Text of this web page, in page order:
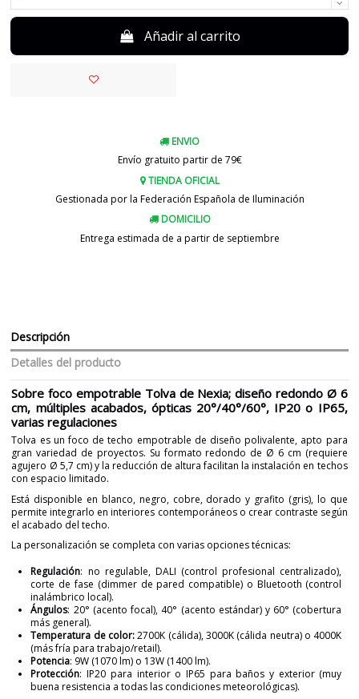
Añadir al carrito
ENVIO
Envío gratuito partir de 79€
TIENDA OFICIAL
Gestionada por la Federación Española de Iluminación
DOMICILIO
Entrega estimada de a partir de septiembre
Descripción
Detalles del producto
Sobre foco empotrable Tolva de Nexia; diseño redondo Ø 6
cm, múltiples acabados, ópticas 20°/40°/60°, IP20 o IP65,
varias regulaciones
Tolva es un foco de techo empotrable de diseño polivalente, apto para
gran variedad de proyectos. Su formato redondo de Ø 6 cm (requiere
agujero Ø 5,7 cm) y la reducción de altura facilitan la instalación en techos
con espacio limitado.
Está disponible en blanco, negro, cobre, dorado y grafito (gris), lo que
permite integrarlo en interiores contemporáneos o crear contraste según
el acabado del techo.
La personalización se completa con varias opciones técnicas:
Regulación: no regulable, DALI (control profesional centralizado),
corte de fase (dimmer de pared compatible) o Bluetooth (control
inalámbrico local).
Ángulos: 20° (acento focal), 40° (acento estándar) y 60° (cobertura
más general).
Temperatura de color:2700K (cálida), 3000K (cálida neutra) o 4000K
(más fría para trabajo/retail).
Potencia: 9W (1070 lm) o 13W (1400 lm).
Protección: IP20 para interior o IP65 para baños y exterior (muy
buena resistencia a todas las condiciones meteorológicas).